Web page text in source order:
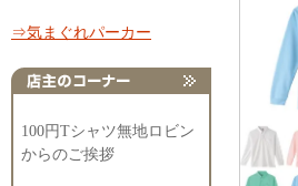
⇒気まぐれパーカー
100円Tシャツ無地ロビン
からのご挨拶